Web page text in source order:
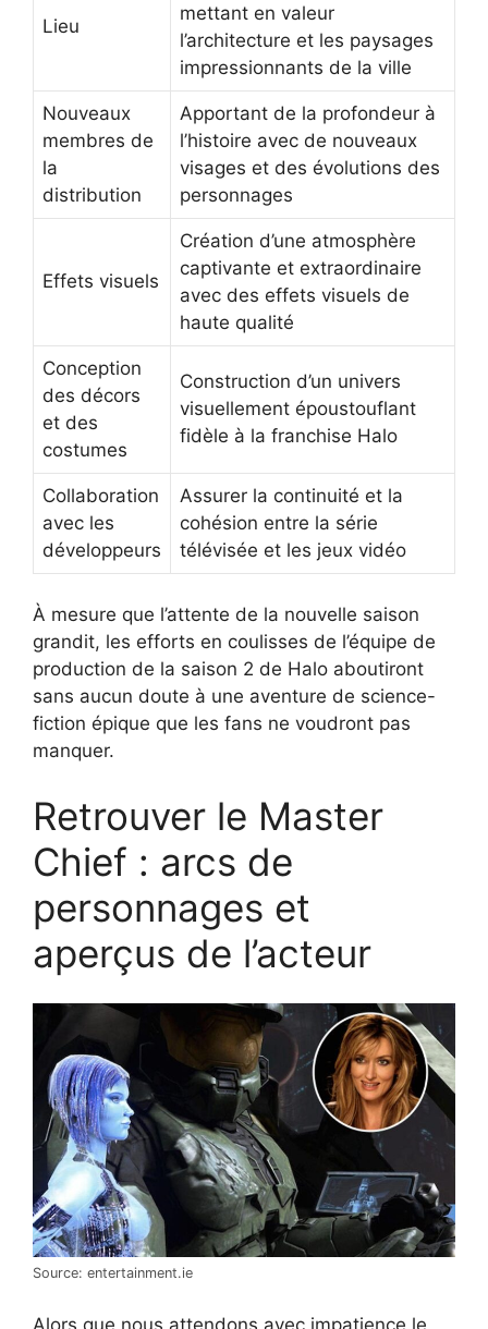
Lieu
mettant en valeur
l’architecture et les paysages
impressionnants de la ville
Nouveaux
membres de
la
distribution
Apportant de la profondeur à
l’histoire avec de nouveaux
visages et des évolutions des
personnages
Effets visuels
Création d’une atmosphère
captivante et extraordinaire
avec des effets visuels de
haute qualité
Conception
des décors
et des
costumes
Construction d’un univers
visuellement époustouflant
fidèle à la franchise Halo
Collaboration
avec les
développeurs
Assurer la continuité et la
cohésion entre la série
télévisée et les jeux vidéo
À mesure que l’attente de la nouvelle saison
grandit, les efforts en coulisses de l’équipe de
production de la saison 2 de Halo aboutiront
sans aucun doute à une aventure de science-
fiction épique que les fans ne voudront pas
manquer.
Retrouver le Master
Chief : arcs de
personnages et
aperçus de l’acteur
Source: entertainment.ie
Alors que nous attendons avec impatience le